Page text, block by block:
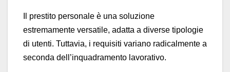
Il prestito personale è una soluzione
estremamente versatile, adatta a diverse tipologie
di utenti. Tuttavia, i requisiti variano radicalmente a
seconda dell’inquadramento lavorativo.